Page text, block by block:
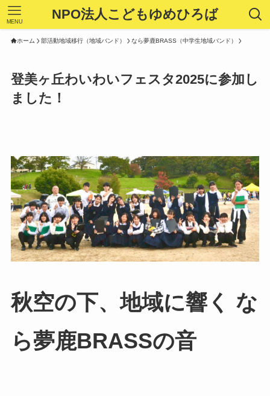
NPO法人こどもゆめひろば
MENU
ホーム 部活動地域移行（地域バンド） なら夢鹿BRASS（中学生地域バンド）
登美ヶ丘わいわいフェスタ2025に参加し
ました！
秋空の下、地域に響く な
ら夢鹿BRASSの音